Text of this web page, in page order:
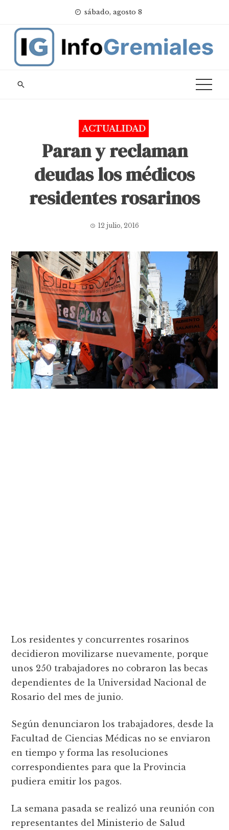
content
sábado, agosto 8
ACTUALIDAD
Paran y reclaman
deudas los médicos
residentes rosarinos
12 julio, 2016
Los residentes y concurrentes rosarinos
decidieron movilizarse nuevamente, porque
unos 250 trabajadores no cobraron las becas
dependientes de la Universidad Nacional de
Rosario del mes de junio.
Según denunciaron los trabajadores, desde la
Facultad de Ciencias Médicas no se enviaron
en tiempo y forma las resoluciones
correspondientes para que la Provincia
pudiera emitir los pagos.
La semana pasada se realizó una reunión con
representantes del Ministerio de Salud